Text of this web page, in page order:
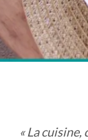
« La cuisine,